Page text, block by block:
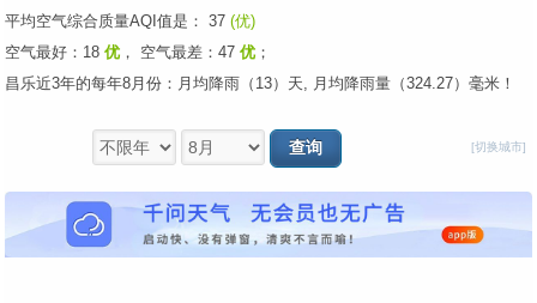
平均空气综合质量AQI值是： 37 (优)
空气最好：18 优 ， 空气最差：47 优 ；
昌乐近3年的每年8月份：月均降雨（13）天, 月均降雨量（324.27）毫米！
[切换城市]